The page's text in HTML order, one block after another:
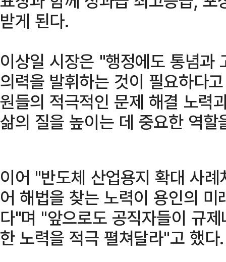
받게 된다.
이상일 시장은 "행정에도 통념과
의력을 발휘하는 것이 필요하다
원들의 적극적인 문제 해결 노력
삶의 질을 높이는 데 중요한 역
이어 "반도체 산업용지 확대 사
어 해법을 찾는 노력이 용인의
다"며 "앞으로도 공직자들이 규
한 노력을 적극 펼쳐달라"고 했다.